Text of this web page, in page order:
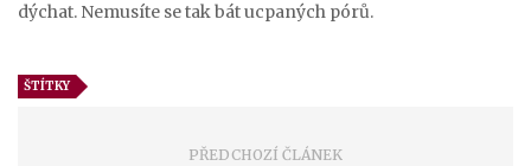
dýchat. Nemusíte se tak bát ucpaných pórů.
ŠTÍTKY
PŘEDCHOZÍ ČLÁNEK